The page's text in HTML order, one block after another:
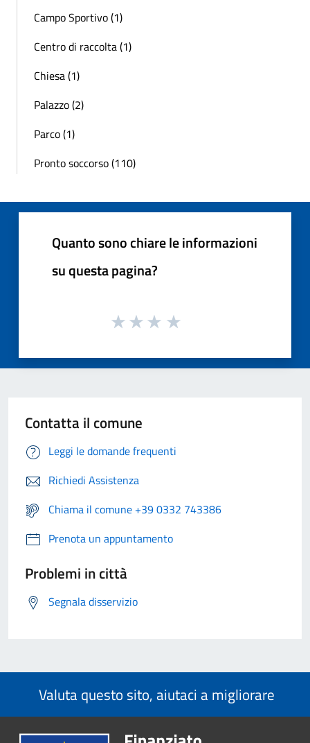
Campo Sportivo (1)
Centro di raccolta (1)
Chiesa (1)
Palazzo (2)
Parco (1)
Pronto soccorso (110)
Quanto sono chiare le informazioni
su questa pagina?
Contatta il comune
Leggi le domande frequenti
Richiedi Assistenza
Chiama il comune +39 0332 743386
Prenota un appuntamento
Problemi in città
Segnala disservizio
Valuta questo sito, aiutaci a migliorare